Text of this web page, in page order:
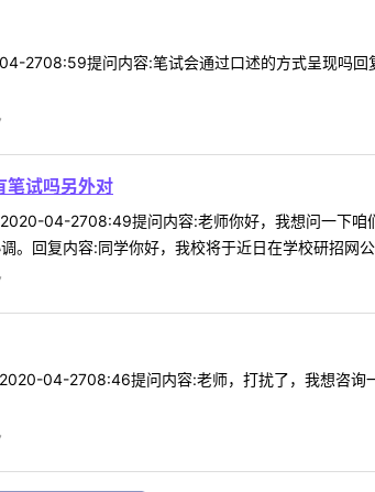
2708:59提问内容:笔试会通过口述的方式呈现吗回
笔试吗另外对
04-2708:49提问内容:老师你好，我想问一下咱
。回复内容:同学你好，我校将于近日在学校研招网
04-2708:46提问内容:老师，打扰了，我想咨询